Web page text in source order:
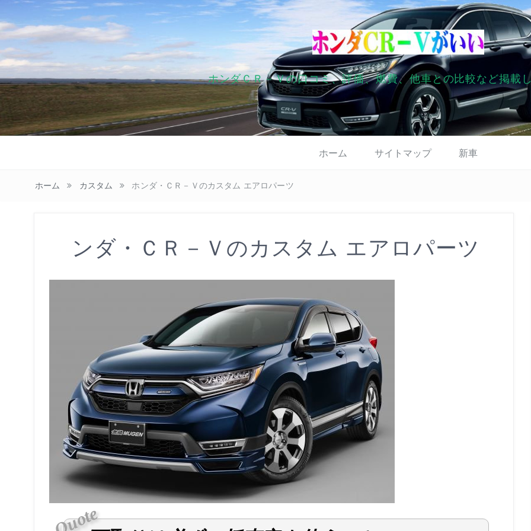
ホンダＣＲ－Ｖの口コミ、評価、燃費、他車との比較など掲載
ホーム サイトマップ 新車
ホーム カスタム ホンダ・ＣＲ－Ｖのカスタム エアロパーツ
ホンダ・ＣＲ－Ｖのカスタム エアロパーツ
投稿日：2018年10月12日
投稿者：